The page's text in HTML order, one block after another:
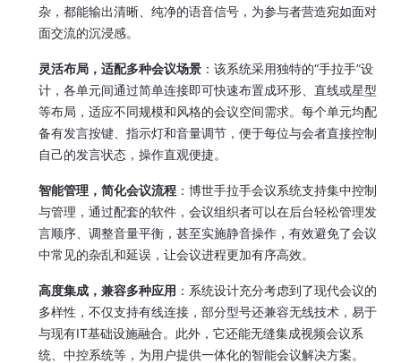
杂，都能输出清晰、纯净的语音信号，为参与者营造宛如面对
面交流的沉浸感。
灵活布局，适配多种会议场景 ：该系统采用独特的“手拉手”设
计，各单元间通过简单连接即可快速布置成环形、直线或星型
等布局，适应不同规模和风格的会议空间需求。每个单元均配
备有发言按键、指示灯和音量调节，便于每位与会者直接控制
自己的发言状态，操作直观便捷。
智能管理，简化会议流程 ：博世手拉手会议系统支持集中控制
与管理，通过配套的软件，会议组织者可以在后台轻松管理发
言顺序、调整音量平衡，甚至实施静音操作，有效避免了会议
中常见的杂乱和延误，让会议进程更加有序高效。
高度集成，兼容多种应用 ：系统设计充分考虑到了现代会议的
多样性，不仅支持有线连接，部分型号还兼容无线技术，易于
与现有IT基础设施融合。此外，它还能无缝集成视频会议系
统、中控系统等，为用户提供一体化的智能会议解决方案。